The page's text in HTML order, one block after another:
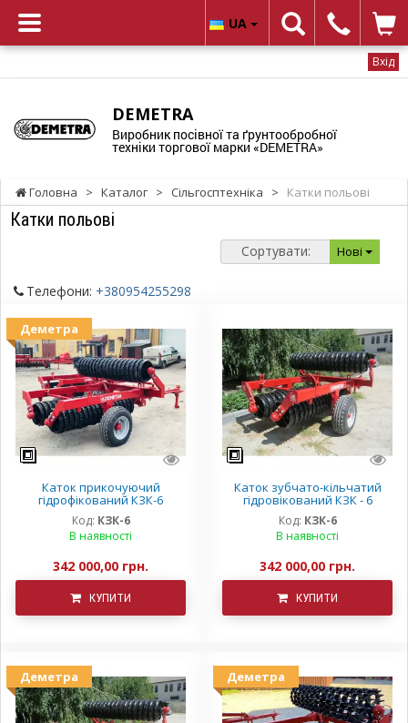
Вхід
DEMETRA
Виробник посівної та ґрунтообробної
техніки торгової марки «DEMETRA»
UA
Головна > Каталог > Сільгосптехніка > Катки польові
Катки польові
Сортувати: Нові
Телефони: +380954255298
Деметра
Каток прикочуючий
гідрофікований КЗК-6
Деметра
Код: КЗК-6
В наявності
342 000,00 грн.
КУПИТИ
Каток зубчато-кільчатий
гідровікований КЗК - 6
Деметра
Код: КЗК-6
В наявності
342 000,00 грн.
КУПИТИ
Деметра Деметра